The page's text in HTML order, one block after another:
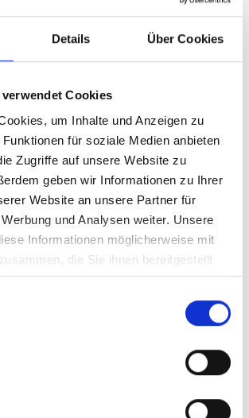
Details Über Cookies
Cookies
um Inhalte und Anzeigen zu
für soziale Medien anbieten
Zugriffe auf unsere Website zu
geben wir Informationen zu Ihrer
Website an unsere Partner für
und Analysen weiter. Unsere
Informationen möglicherweise mit
die Sie ihnen bereitgestellt
im Rahmen Ihrer Nutzung der Dienste
der Auswahl von
gesetzt.